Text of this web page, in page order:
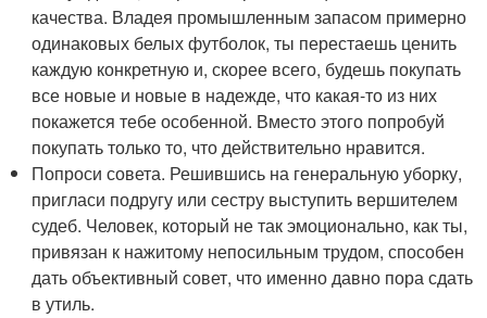
качества. Владея промышленным запасом примерно
одинаковых белых футболок, ты перестаешь ценить
каждую конкретную и, скорее всего, будешь покупать
все новые и новые в надежде, что какая-то из них
покажется тебе особенной. Вместо этого попробуй
покупать только то, что действительно нравится.
Попроси совета. Решившись на генеральную уборку,
пригласи подругу или сестру выступить вершителем
судеб. Человек, который не так эмоционально, как ты,
привязан к нажитому непосильным трудом, способен
дать объективный совет, что именно давно пора сдать
в утиль.